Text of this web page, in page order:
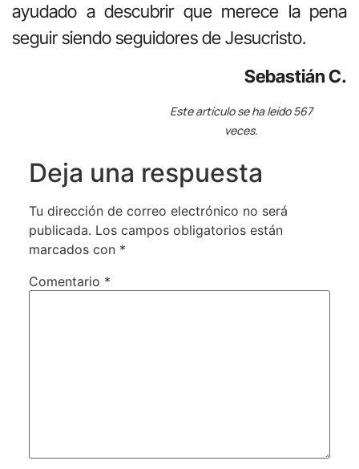
ayudado a descubrir que merece la pena
seguir siendo seguidores de Jesucristo.
Sebastián C.
Este artículo se ha leído 567
veces.
Deja una respuesta
Tu dirección de correo electrónico no será
publicada. Los campos obligatorios están
marcados con *
Comentario *